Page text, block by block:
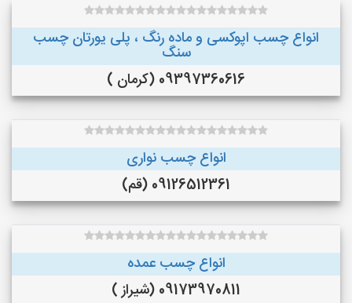
انواع چسب اپوکسی و ماده رنگ ، پلی یورتان چسب
سنگ
09397360616 (کرمان )
انواع چسب نواری
09126512361 (قم)
انواع چسب عمده
09173970811 (شیراز )